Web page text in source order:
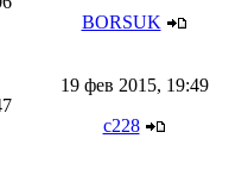
BORSUK
19 фев 2015, 19:49
c228